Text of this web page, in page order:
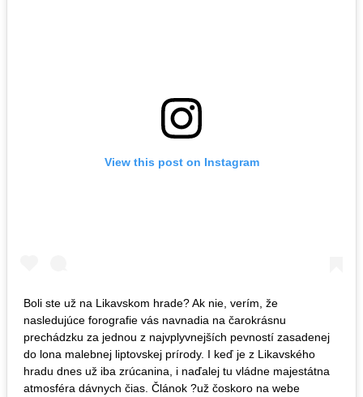
View this post on Instagram
Boli ste už na Likavskom hrade? Ak nie, verím, že
nasledujúce forografie vás navnadia na čarokrásnu
prechádzku za jednou z najvplyvnejších pevností zasadenej
do lona malebnej liptovskej prírody. I keď je z Likavského
hradu dnes už iba zrúcanina, i naďalej tu vládne majestátna
atmosféra dávnych čias. Článok ?už čoskoro na webe